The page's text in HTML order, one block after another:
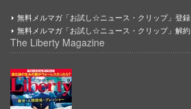
無料メルマガ「お試し☆ニュース・クリップ」登録
無料メルマガ「お試し☆ニュース・クリップ」解約
The Liberty Magazine